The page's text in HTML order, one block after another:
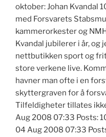
oktober: Johan Kvandal
med Forsvarets
kammerorkester og
Kvandal jubilerer i år, og
nettbutikken sport og
store verkene live.
havner man ofte i en
skyttergraven for å
Tilfeldigheter tillates
Aug 2008 07:33 Posts:
04 Aug 2008 07:33